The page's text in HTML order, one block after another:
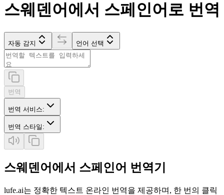
스웨덴어에서 스페인어로 번역
자동 감지 언어 선택
번역
번역 서비스:
번역 스타일 :
스웨덴어에서 스페인어 번역기
lufe.ai는 정확한 텍스트 온라인 번역을 제공하며, 한 번의 클릭